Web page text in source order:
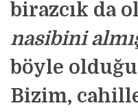
birazcık da
nasibini
böyle
Bizim,